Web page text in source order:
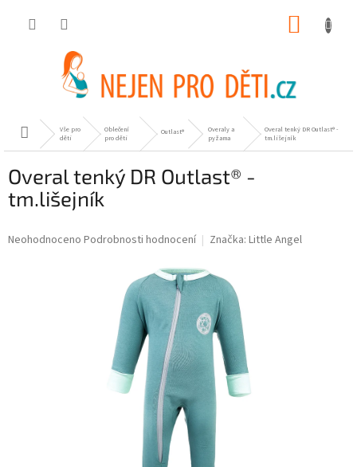
Domů
Vše pro
děti
Oblečení
pro děti
Outlast®
Overaly a
pyžama
Overal tenký DR Outlast® -
tm.lišejník
Overal tenký DR Outlast® -
tm.lišejník
Průměrné
Neohodnoceno Podrobnosti hodnocení Značka: Little Angel